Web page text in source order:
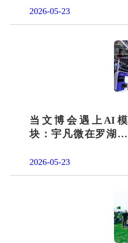
2026-05-23
当文博会遇上AI模
块：宇凡微在罗湖展
答卷
2026-05-23